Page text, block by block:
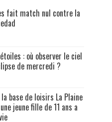
fait match nul contre la
: où observer le ciel
de mercredi ?
la base de loisirs La Plaine
jeune fille de 11 ans a